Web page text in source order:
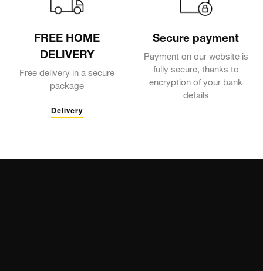
FREE HOME
DELIVERY
Free delivery in a secure
package
Delivery
Secure payment
Payment on our website is
fully secure, thanks to
encryption of your bank
details